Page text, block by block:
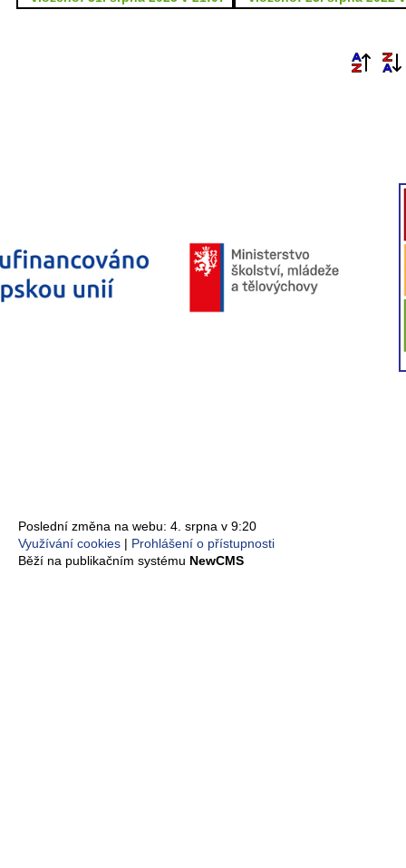
Poslední změna na webu: 4. srpna v 9:20
Využívání cookies
Prohlášení o přístupnosti
Běží na publikačním systému NewCMS